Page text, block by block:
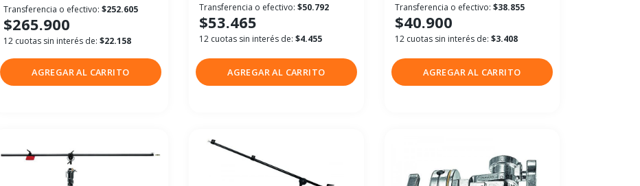
Transferencia o efectivo: $252.605
$265.900
12 cuotas sin interés de: $22.158
AGREGAR AL CARRITO
Transferencia o efectivo: $50.792
$53.465
12 cuotas sin interés de: $4.455
AGREGAR AL CARRITO
Transferencia o efectivo: $38.855
$40.900
12 cuotas sin interés de: $3.408
AGREGAR AL CARRITO